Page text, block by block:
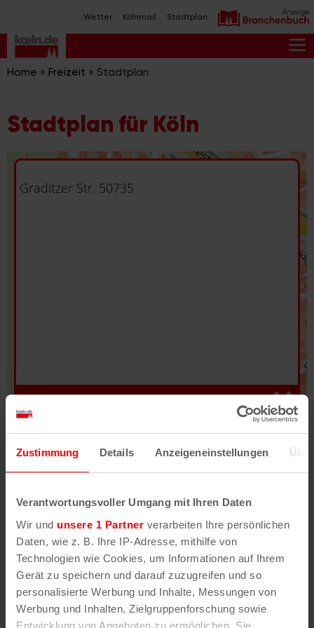
Zustimmung Details Anzeigeneinstellungen
Verantwortungsvoller Umgang mit Ihren Daten
Wir und unsere 1 Partner verarbeiten Ihre persönlichen
Daten, wie z. B. Ihre IP-Adresse, mithilfe von
Technologien wie Cookies, um Informationen auf Ihrem
Gerät zu speichern und darauf zuzugreifen und so
personalisierte Werbung und Inhalte, Messungen von
Werbung und Inhalten, Zielgruppenforschung sowie
Entwicklung von Angeboten zu ermöglichen. Sie
Inhalt
springen
Wetter Kölnmail Stadtplan
Home » Freizeit » Stadtplan
Stadtplan für Köln
Fehler/Problem melden
Darstellung des RVR-Kartenwerks
Stadtplanwerk
erhältst Du unsere koeln.de-Karte mit vielen
weiteren Details wie z.B. Hausnummern.
Unser Stadtplan basiert auf Daten des
OpenStreetMap
-Projekts (
© OpenStreetMap
Mitwirkende
) und von OpenCycleMap.org